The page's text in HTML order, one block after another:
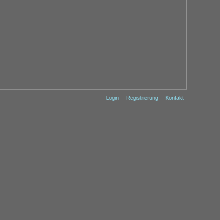
Login Registrierung Kontakt